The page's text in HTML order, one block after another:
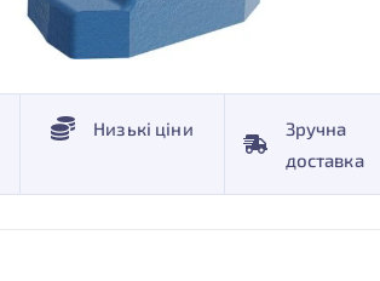
Низькі ціни
Зручна
доставка